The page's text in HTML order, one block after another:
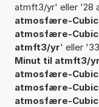
atmft3/yr' eller '28
atmosfære-Cubic
atmosfære-
atmft3/yr' eller '33
Minut til atmft3/yr
atmosfære-
atmosfære-
atmosfære-